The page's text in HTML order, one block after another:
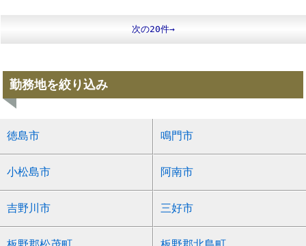
次の20件→
勤務地を絞り込み
徳島市 鳴門市
小松島市 阿南市
吉野川市 三好市